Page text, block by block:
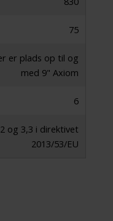
75
er plads op til og
med 9" Axiom
6
og 3,3 i direktivet
2013/53/EU